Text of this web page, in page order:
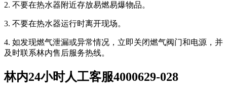
2. 不要在热水器附近存放易燃易爆物品。
3. 不要在热水器运行时离开现场。
4. 如发现燃气泄漏或异常情况，立即关闭燃气阀门和电源，并
及时联系林内售后服务热线。
林内24小时人工客服4000629-028